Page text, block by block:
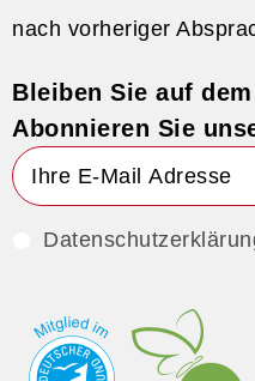
nach vorheriger
Bleiben Sie auf
Abonnieren Sie